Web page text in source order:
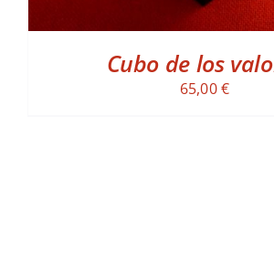
Cubo de los
65,00€